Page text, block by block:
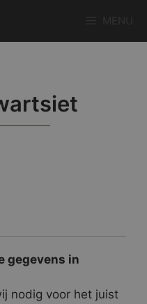
gegevens in
nodig voor het juist